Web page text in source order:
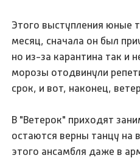
Этого выступления юные
месяц, сначала он был
но из-за карантина так и
морозы отодвинули
срок, и вот, наконец,
В "Ветерок" приходят
остаются верны танцу на
этого ансамбля даже в